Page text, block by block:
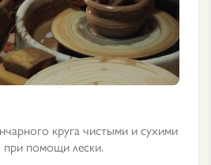
круга чистыми и сухими
при помощи лески.